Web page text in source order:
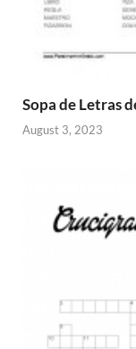
Sopa de Letras
August 3, 2023